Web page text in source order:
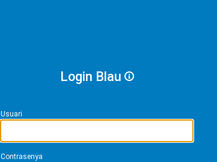
Login Blau
Usuari
Contrasenya